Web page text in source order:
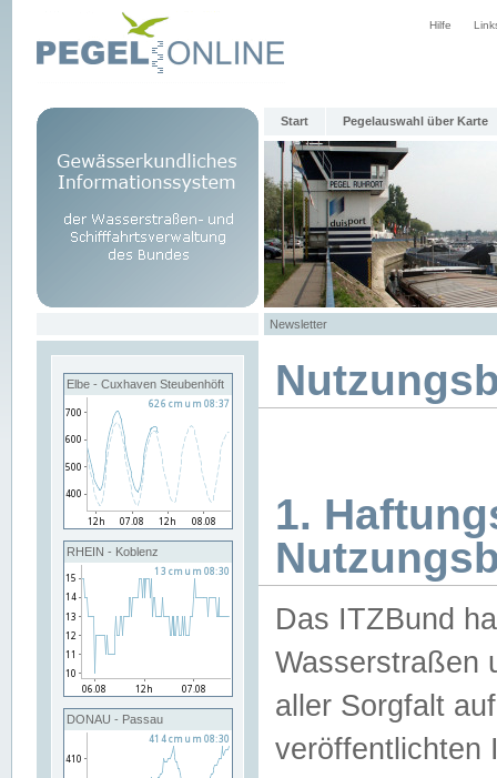
Hilfe
Start Pegelauswahl über Karte
Newsletter
Elbe - Cuxhaven Steubenhöft
RHEIN - Koblenz
DONAU - Passau
1.
Das ITZBund
Wasserstraßen
aller Sorgfalt
veröffentlichten